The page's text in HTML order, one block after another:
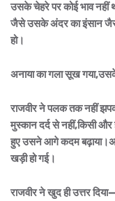
उसके चेहरे पर कोई भाव नहीं
जैसे उसके अंदर का इंसान जैसे
हो।
अनाया का गला सूख
राजवीर ने पलक तक नहीं
मुस्कान दर्द से नहीं,किसी और
हुए उसने आगे कदम बढ़ाया।
खड़ी हो गई।
राजवीर ने खुद ही उत्तर